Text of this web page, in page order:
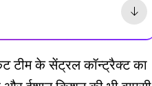
टीम के सेंट्रल कॉन्ट्रैक्ट का